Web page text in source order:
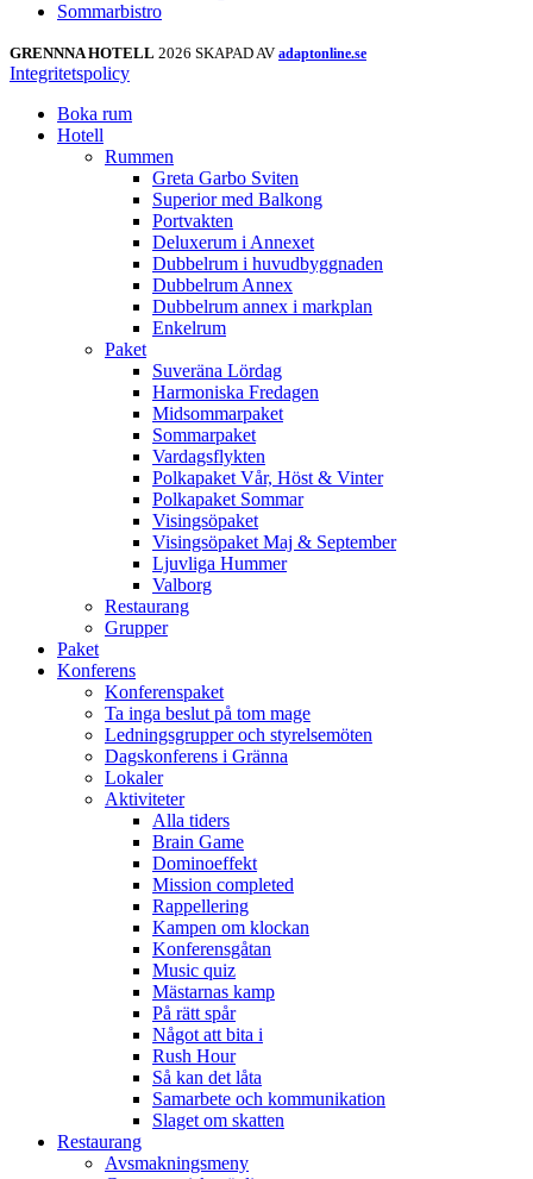
Sommarbistro
GRENNNA HOTELL 2026 SKAPAD AV adaptonline.se
Integritetspolicy
Boka rum
Hotell
Rummen
Greta Garbo Sviten
Superior med Balkong
Portvakten
Deluxerum i Annexet
Dubbelrum i huvudbyggnaden
Dubbelrum Annex
Dubbelrum annex i markplan
Enkelrum
Paket
Suveräna Lördag
Harmoniska Fredagen
Midsommarpaket
Sommarpaket
Vardagsflykten
Polkapaket Vår, Höst & Vinter
Polkapaket Sommar
Visingsöpaket
Visingsöpaket Maj & September
Ljuvliga Hummer
Valborg
Restaurang
Grupper
Paket
Konferens
Konferenspaket
Ta inga beslut på tom mage
Ledningsgrupper och styrelsemöten
Dagskonferens i Gränna
Lokaler
Aktiviteter
Alla tiders
Brain Game
Dominoeffekt
Mission completed
Rappellering
Kampen om klockan
Konferensgåtan
Music quiz
Mästarnas kamp
På rätt spår
Något att bita i
Rush Hour
Så kan det låta
Samarbete och kommunikation
Slaget om skatten
Restaurang
Avsmakningsmeny